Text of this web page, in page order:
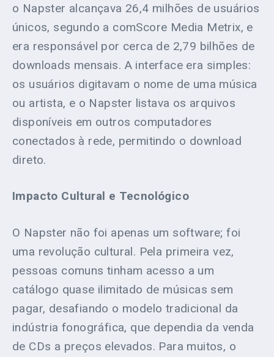
o Napster alcançava 26,4 milhões de usuários
únicos, segundo a comScore Media Metrix, e
era responsável por cerca de 2,79 bilhões de
downloads mensais. A interface era simples:
os usuários digitavam o nome de uma música
ou artista, e o Napster listava os arquivos
disponíveis em outros computadores
conectados à rede, permitindo o download
direto.
Impacto Cultural e Tecnológico
O Napster não foi apenas um software; foi
uma revolução cultural. Pela primeira vez,
pessoas comuns tinham acesso a um
catálogo quase ilimitado de músicas sem
pagar, desafiando o modelo tradicional da
indústria fonográfica, que dependia da venda
de CDs a preços elevados. Para muitos, o